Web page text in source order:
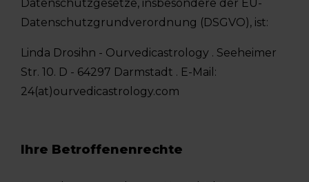
Datenschutzgesetze, insbesondere der EU-
Datenschutzgrundverordnung (DSGVO), ist:
Linda Drosihn - Ourvedicastrology . Seeheimer
Str. 10. D - 64297 Darmstadt . E-Mail:
24(at)ourvedicastrology.com
Ihre Betroffenenrechte